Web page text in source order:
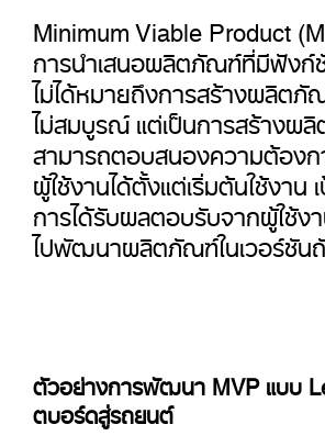
Minimum Viable Product
การนำเสนอผลิตภัณฑ์ที่มีฟังก์
ไม่ได้หมายถึงการสร้างผลิตภั
ไม่สมบูรณ์ แต่เป็นการสร้างผ
สามารถตอบสนองความต้อง
ผู้ใช้งานได้ตั้งแต่เริ่มต้นใช้งาน
การได้รับผลตอบรับจากผู้ใช้ง
ไปพัฒนาผลิตภัณฑ์ในเวอร์ชัน
ตัวอย่างการพัฒนา MVP แบบ
ตบอร์ดสู่รถยนต์